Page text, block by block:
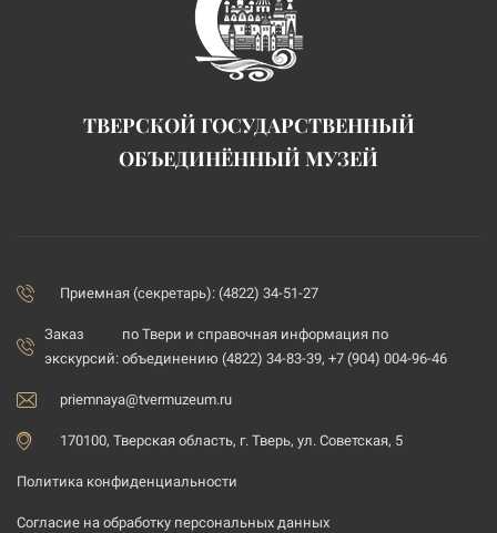
ТВЕРСКОЙ ГОСУДАРСТВЕННЫЙ
ОБЪЕДИНЁННЫЙ МУЗЕЙ
Приемная (секретарь): (4822) 34-51-27
Заказ
экскурсий:
по Твери и справочная информация по
объединению (4822) 34-83-39, +7 (904) 004-96-46
priemnaya@tvermuzeum.ru
170100, Тверская область, г. Тверь, ул. Советская, 5
Политика конфиденциальности
Согласие на обработку персональных данных